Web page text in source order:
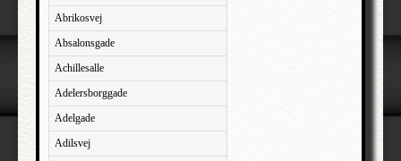
Abrikosvej
Absalonsgade
Achillesalle
Adelersborggade
Adelgade
Adilsvej